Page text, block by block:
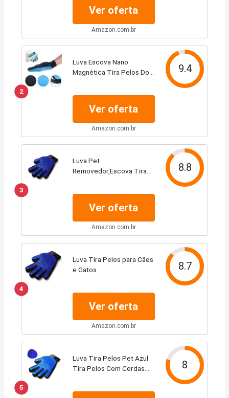
Ver oferta
Amazon.com.br
2
Luva Escova Nano
Magnética Tira Pelos Dos
9.4
Ver oferta
Amazon.com.br
3
Luva Pet
Removedor,Escova Tira
Estimação,Luva Remove
Pelos Macia Nano
Top,Exclusivo...
8.8
Ver oferta
Amazon.com.br
4
Luva Tira Pelos para Cães
e Gatos
8.7
Ver oferta
Amazon.com.br
5
Luva Tira Pelos Pet Azul
Tira Pelos Com Cerdas
8